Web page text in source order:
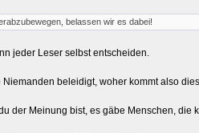
belassen wir es dabei!
jeder Leser selbst entscheiden.
beleidigt, woher kommt also
der Meinung bist, es gäbe Menschen,